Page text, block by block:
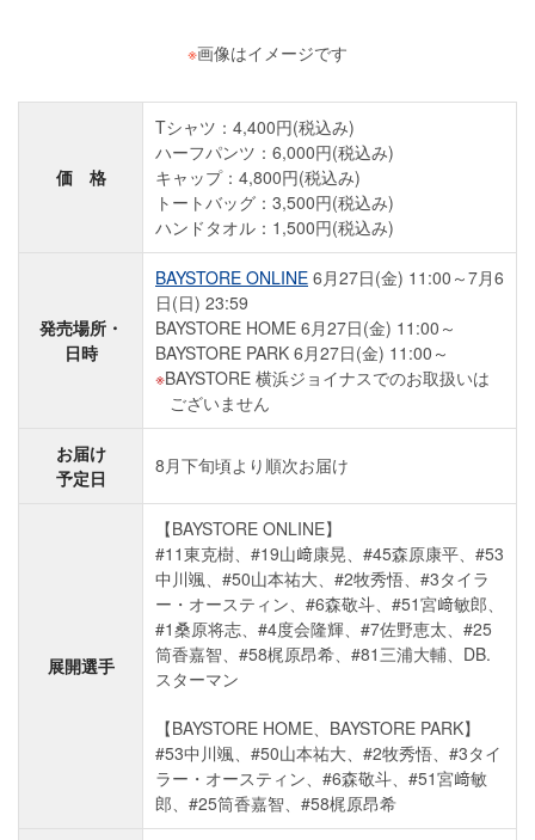
※画像はイメージです
価 格
Tシャツ：4,400円(税込み)
ハーフパンツ：6,000円(税込み)
キャップ：4,800円(税込み)
トートバッグ：3,500円(税込み)
ハンドタオル：1,500円(税込み)
発売場所・
日時
BAYSTORE ONLINE 6月27日(金) 11:00～7月6
日(日) 23:59
BAYSTORE HOME 6月27日(金) 11:00～
BAYSTORE PARK 6月27日(金) 11:00～
BAYSTORE 横浜ジョイナスでのお取扱いは
ございません
お届け
予定日
8月下旬頃より順次お届け
展開選手
【BAYSTORE ONLINE】
#11東克樹、#19山﨑康晃、#45森原康平、#53
中川颯、#50山本祐大、#2牧秀悟、#3タイラ
ー・オースティン、#6森敬斗、#51宮﨑敏郎、
#1桑原将志、#4度会隆輝、#7佐野恵太、#25
筒香嘉智、#58梶原昂希、#81三浦大輔、DB.
スターマン
【BAYSTORE HOME、BAYSTORE PARK】
#53中川颯、#50山本祐大、#2牧秀悟、#3タイ
ラー・オースティン、#6森敬斗、#51宮﨑敏
郎、#25筒香嘉智、#58梶原昂希